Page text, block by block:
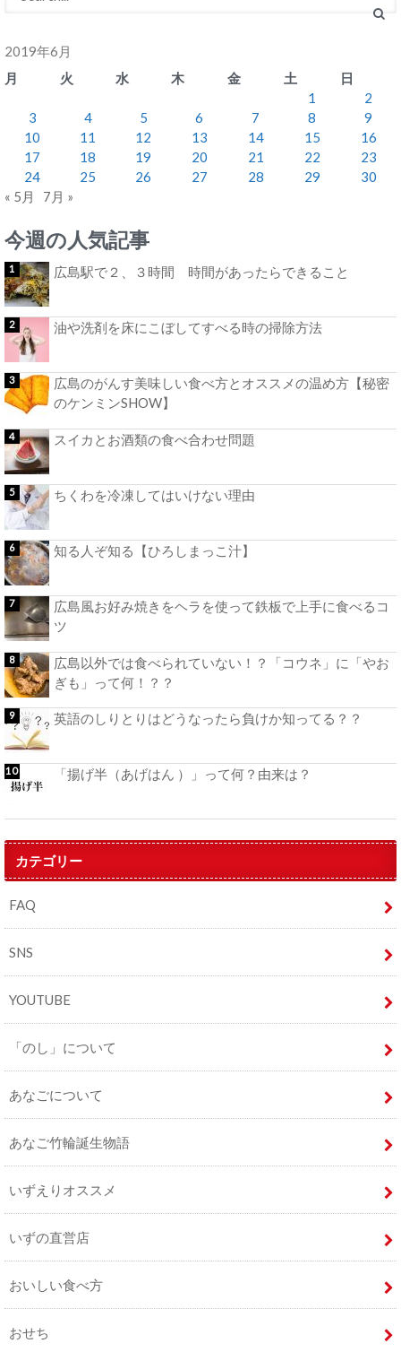
2019年6月
月
火 水 木 金 土
日
1
2
3
4 5 6 7 8
9
10
11 12 13 14 15
16
17
18 19 20 21 22
23
24
25 26 27 28 29
30
« 5月
7月 »
今週の人気記事
広島駅で２、３時間 時間があったらできること
油や洗剤を床にこぼしてすべる時の掃除方法
広島のがんす美味しい食べ方とオススメの温め方【秘密
のケンミンSHOW】
スイカとお酒類の食べ合わせ問題
ちくわを冷凍してはいけない理由
知る人ぞ知る【ひろしまっこ汁】
広島風お好み焼きをヘラを使って鉄板で上手に食べるコ
ツ
広島以外では食べられていない！？「コウネ」に「やお
ぎも」って何！？？
英語のしりとりはどうなったら負けか知ってる？？
「揚げ半（あげはん ）」って何？由来は？
カテゴリー
FAQ
SNS
YOUTUBE
「のし」について
あなごについて
あなご竹輪誕生物語
いずえりオススメ
いずの直営店
おいしい食べ方
おせち